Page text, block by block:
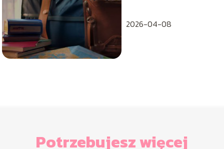
2026-04-08
Potrzebujesz więcej